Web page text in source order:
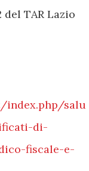
del TAR Lazio
index.php/salu
di-
fiscale-e-